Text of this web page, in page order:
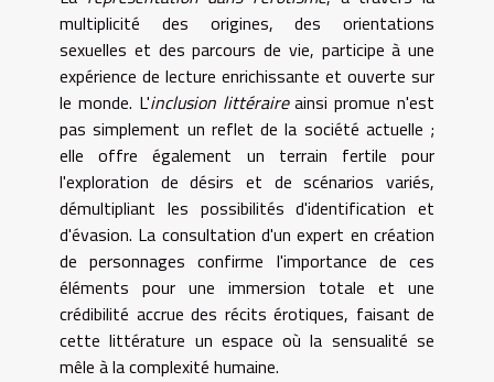
multiplicité des origines, des orientations
sexuelles et des parcours de vie, participe à une
expérience de lecture enrichissante et ouverte sur
le monde. L'inclusion littéraireainsi promue n'est
pas simplement un reflet de la société actuelle ;
elle offre également un terrain fertile pour
l'exploration de désirs et de scénarios variés,
démultipliant les possibilités d'identification et
d'évasion. La consultation d'un expert en création
de personnages confirme l'importance de ces
éléments pour une immersion totale et une
crédibilité accrue des récits érotiques, faisant de
cette littérature un espace où la sensualité se
mêle à la complexité humaine.